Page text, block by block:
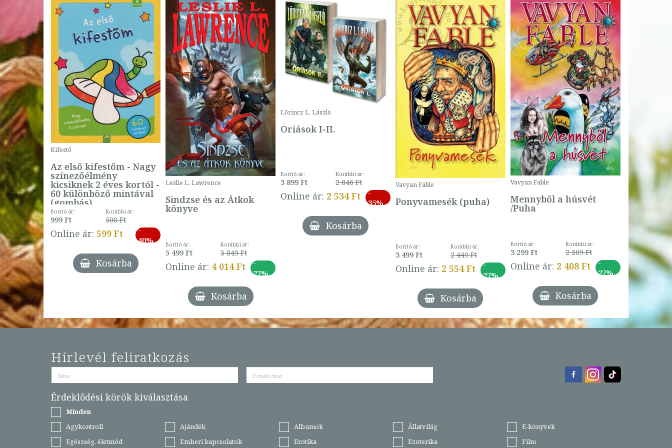
-
Ft
Ft
-
27%
Kifestő
Az első kifestőm - Nagy
színezőélmény
kicsiknek 2 éves kortól -
60 különböző mintával
(gombás)
Borító ár:
999 Ft
Korábbi ár:
500 Ft
Online ár: 599 Ft
-
40%
Kosárba
Leslie L. Lawrence
Sindzse és az Átkok
könyve
Borító ár:
5 499 Ft
Korábbi ár:
3 849 Ft
Online ár: 4 014 Ft
-
27%
Kosárba
Lőrincz L. László
Óriások I-II.
Borító ár:
3 899 Ft
Korábbi ár:
2 846 Ft
Online ár: 2 534 Ft
-
35%
Kosárba
Vavyan Fable
Ponyvamesék (puha)
Borító ár:
3 499 Ft
Korábbi ár:
2 449 Ft
Online ár: 2 554 Ft
-
27%
Kosárba
Vavyan Fable
Mennyből a húsvét
/Puha
Borító ár:
3 299 Ft
Korábbi ár:
2 309 Ft
Online ár: 2 408 Ft
-
27%
Kosárba
Borító ár:
5 990 Ft
Online ár:
Hírlevél feliratkozás
Érdeklődési körök kiválasztása
Minden
Agykontroll
Ajándék Albumok Állatvilág
E-könyvek
Egészség, életmód
Emberi kapcsolatok Erotika Ezoterika Film